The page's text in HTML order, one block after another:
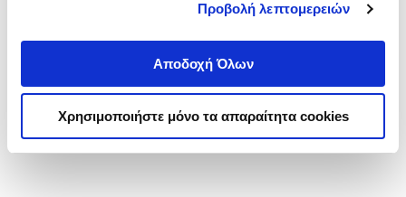
Προβολή λεπτομερειών
Αποδοχή Όλων
Χρησιμοποιήστε μόνο τα απαραίτητα cookies